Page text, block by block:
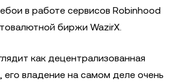
в работе сервисов Robinhood
биржи WazirX.
как децентрализованная
владение на самом деле очень